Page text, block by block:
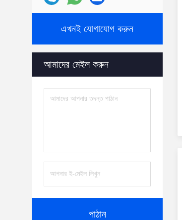
এখনই যোগাযোগ করুন
আমাদের মেইল ​​করুন
পাঠান